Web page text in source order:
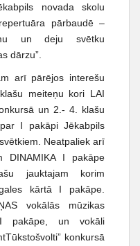
novada skolu
pārbaudē –
un deju svētku
dārzu”.
arī pārējos interešu
meiteņu kori LAI
un 2.- 4. klašu
I pakāpi Jēkabpils
Neatpaliek arī
DINAMIKA I pakāpe
jauktajam korim
kārtā I pakāpe.
vokālās mūzikas
pakāpe, un vokāli
konkursā